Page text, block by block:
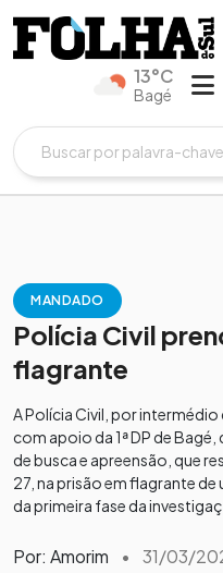
13°C
Bagé
MANDADO
Polícia Civil
flagrante
A Polícia Civil, por intermédio
com apoio da 1ª DP de
de busca e apreensão, que
27, na prisão em flagrante
da primeira fase da
Por: Amorim • 31/03/